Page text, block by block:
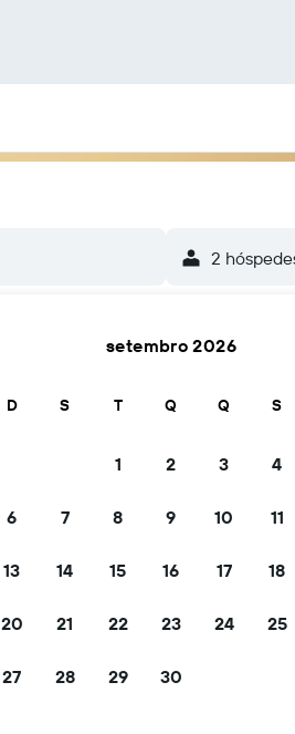
2
setembro 2026
D S T Q Q S
1 2 3 4
6 7 8 9 10 11
13 14 15 16 17 18
20 21 22 23 24 25
27 28 29 30